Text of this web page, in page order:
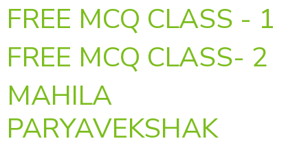
FREE MCQ CLASS - 1
FREE MCQ CLASS- 2
MAHILA
PARYAVEKSHAK